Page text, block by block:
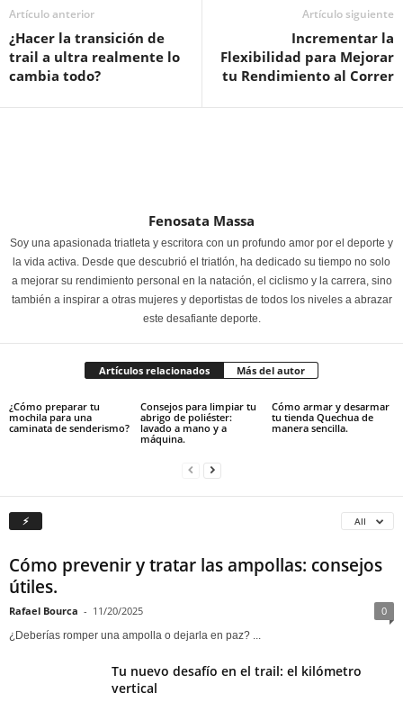
Artículo anterior
¿Hacer la transición de
trail a ultra realmente lo
cambia todo?
Artículo siguiente
Incrementar la
Flexibilidad para Mejorar
tu Rendimiento al Correr
Fenosata Massa
Soy una apasionada triatleta y escritora con un profundo amor por el deporte y
la vida activa. Desde que descubrió el triatlón, ha dedicado su tiempo no solo
a mejorar su rendimiento personal en la natación, el ciclismo y la carrera, sino
también a inspirar a otras mujeres y deportistas de todos los niveles a abrazar
este desafiante deporte.
Artículos relacionados Más del autor
¿Cómo preparar tu
mochila para una
caminata de senderismo?
Consejos para limpiar tu
abrigo de poliéster:
lavado a mano y a
máquina.
Cómo armar y desarmar
tu tienda Quechua de
manera sencilla.
⚡ All
Cómo prevenir y tratar las ampollas: consejos
útiles.
Rafael Bourca - 11/20/2025 0
¿Deberías romper una ampolla o dejarla en paz? ...
Tu nuevo desafío en el trail: el kilómetro
vertical